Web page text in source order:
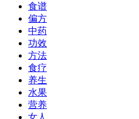
食谱
偏方
中药
功效
方法
食疗
养生
水果
营养